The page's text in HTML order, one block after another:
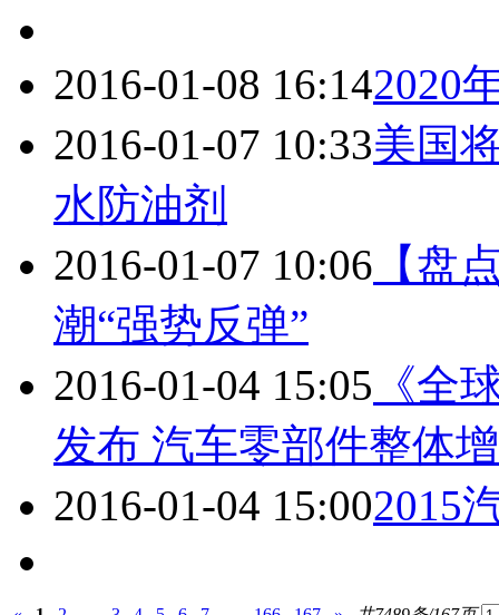
2016-01-08 16:142020
2016-01-07 10:33美国
水防油剂
2016-01-07 10:06 【盘
潮“强势反弹”
2016-01-04 15:05 《全
发布 汽车零部件整体
2016-01-04 15:002015